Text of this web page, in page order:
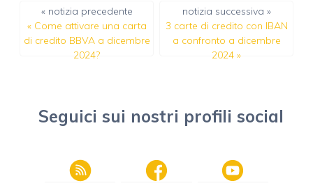
« notizia precedente
« Come attivare una carta
di credito BBVA a dicembre
2024?
notizia successiva »
3 carte di credito con IBAN
a confronto a dicembre
2024 »
Seguici sui nostri profili social